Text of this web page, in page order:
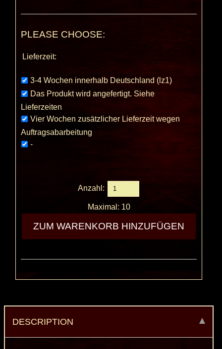
PLEASE CHOOSE:
Lieferzeit:
3-4 Wochen innerhalb Deutschland (lz1)
Das Produkt wird angefertigt. Siehe
Lieferzeiten
Vier Wochen zusätzlicher Lieferzeit wegen
Auftragsabarbeitung
-
Anzahl:
Maximal: 10
DESCRIPTION